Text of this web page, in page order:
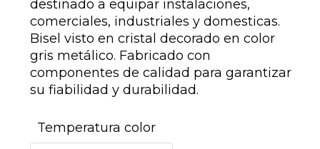
destinado a equipar instalaciones,
comerciales, industriales y domesticas.
Bisel visto en cristal decorado en color
gris metálico. Fabricado con
componentes de calidad para garantizar
su fiabilidad y durabilidad.
Temperatura color